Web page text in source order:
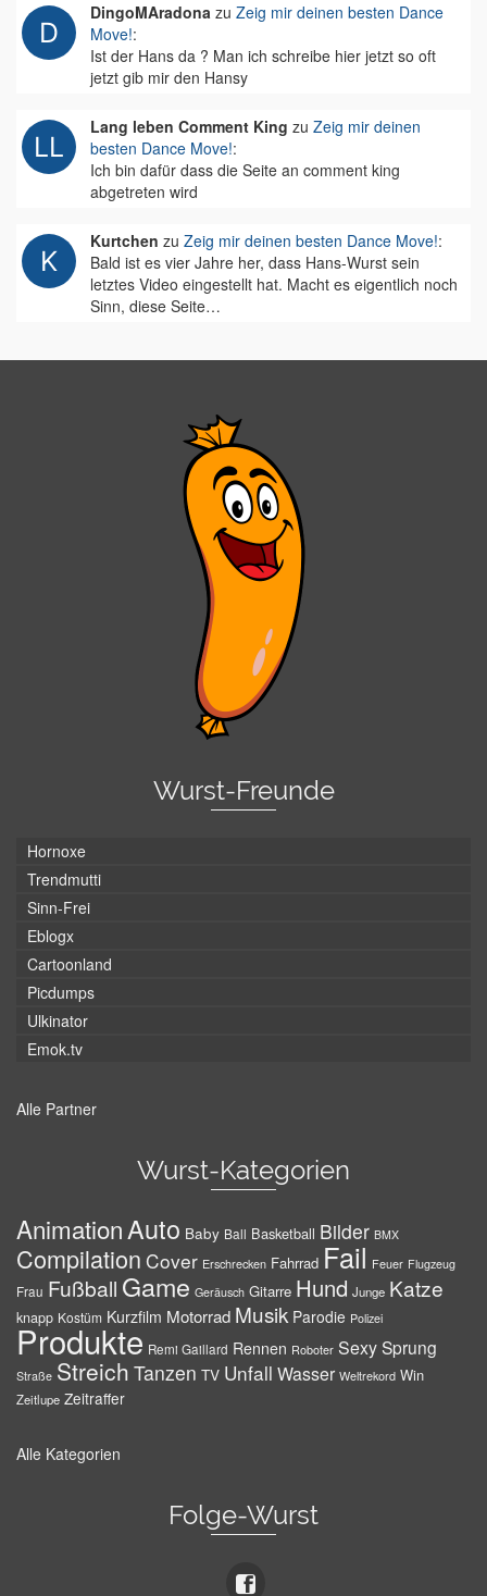
DingoMAradona zu Zeig mir deinen besten Dance
Move!:
Ist der Hans da ? Man ich schreibe hier jetzt so oft
jetzt gib mir den Hansy
Lang leben Comment King zu Zeig mir deinen
besten Dance Move!:
Ich bin dafür dass die Seite an comment king
abgetreten wird
Kurtchen zu Zeig mir deinen besten Dance Move!:
Bald ist es vier Jahre her, dass Hans-Wurst sein
letztes Video eingestellt hat. Macht es eigentlich noch
Sinn, diese Seite…
Wurst-Freunde
Hornoxe
Trendmutti
Sinn-Frei
Eblogx
Cartoonland
Picdumps
Ulkinator
Emok.tv
Alle Partner
Wurst-Kategorien
AnimationAuto Baby Ball Basketball Bilder BMX
Compilation Cover Erschrecken Fahrrad Fail Feuer Flugzeug
Frau Fußball Game Geräusch Gitarre Hund Junge Katze
knapp Kostüm Kurzfilm Motorrad Musik Parodie Polizei
Produkte Remi Gaillard Rennen Roboter SexySprung
Straße Streich Tanzen TV Unfall Wasser Weltrekord Win
Zeitlupe Zeitraffer
Alle Kategorien
Folge-Wurst